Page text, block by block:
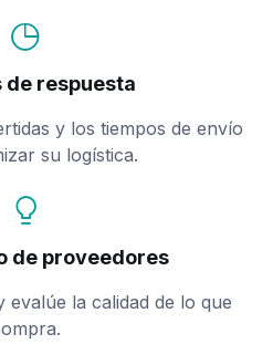
de respuesta
y los tiempos de envío
su logística.
de proveedores
la calidad de lo que